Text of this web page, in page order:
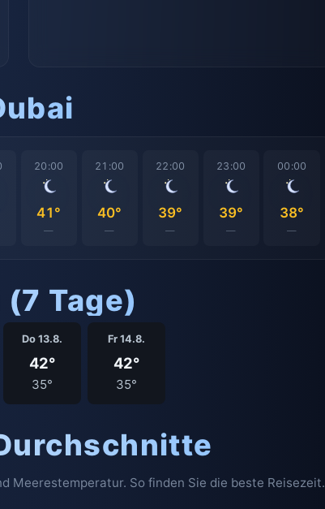
20:00
41°
—
21:00
40°
—
22:00
39°
—
23:00
39°
—
00:00
38°
—
Tage)
Do 13.8.
42°
35°
Fr 14.8.
42°
35°
Meerestemperatur. So finden Sie die beste Reisezeit.